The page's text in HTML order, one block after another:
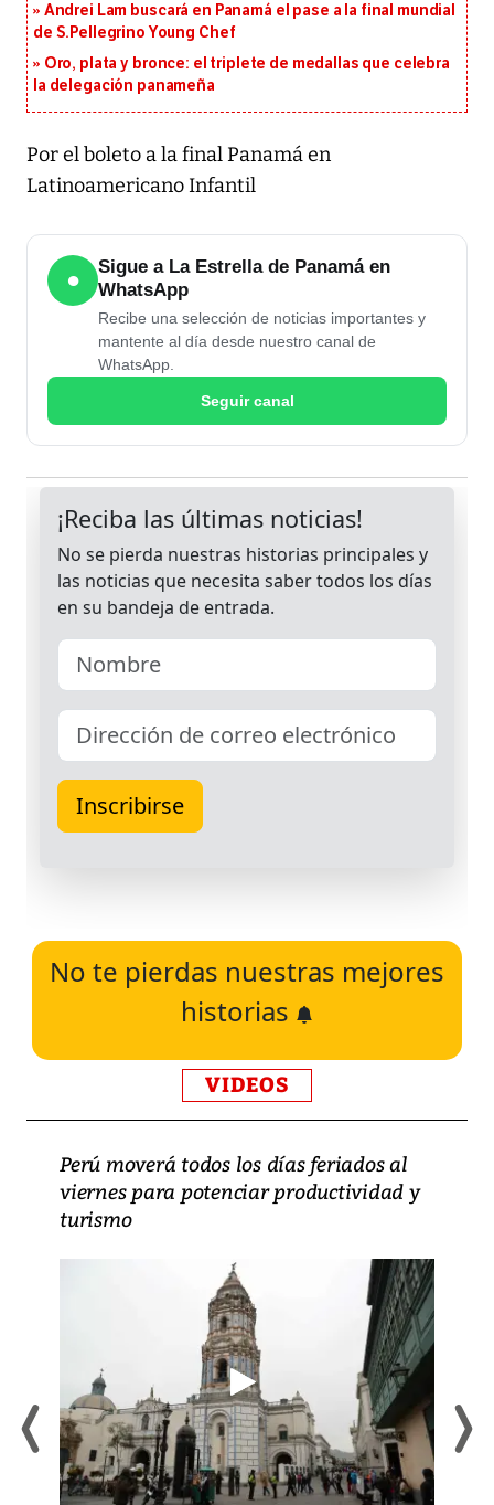
Andrei Lam buscará en Panamá el pase a la final mundial
de S.Pellegrino Young Chef
Oro, plata y bronce: el triplete de medallas que celebra
la delegación panameña
Por el boleto a la final Panamá en
Latinoamericano Infantil
●
Sigue a La Estrella de Panamá en
WhatsApp
Recibe una selección de noticias importantes y
mantente al día desde nuestro canal de
WhatsApp.
Seguir canal
No te pierdas nuestras mejores
historias
VIDEOS
Perú moverá todos los días feriados al
viernes para potenciar productividad y
turismo